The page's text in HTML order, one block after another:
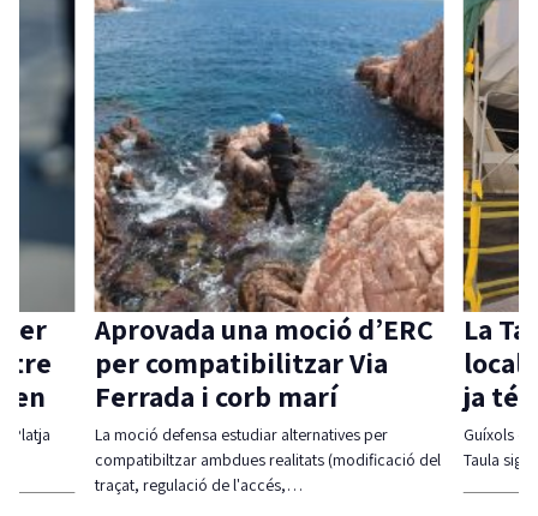
La
local
ja té
Guíxols
Taula
Platja
Aprovada una moció d’ERC
per compatibilitzar Via
Ferrada i corb marí
La moció defensa estudiar alternatives per
compatibiltzar ambdues realitats (modificació del
traçat, regulació de l'accés,…